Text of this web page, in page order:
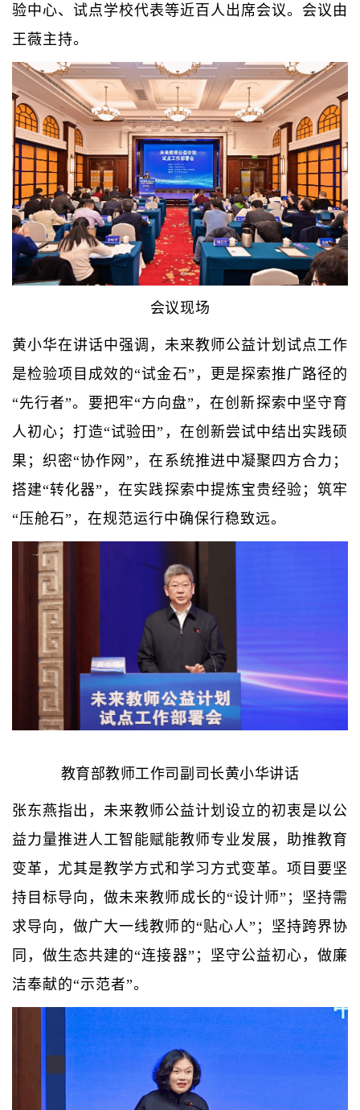
验中心、试点学校代表等近百人出席会议。会议由
王薇主持。
会议现场
黄小华在讲话中强调，未来教师公益计划试点工作
是检验项目成效的“试金石”，更是探索推广路径的
“先行者”。要把牢“方向盘”，在创新探索中坚守育
人初心；打造“试验田”，在创新尝试中结出实践硕
果；织密“协作网”，在系统推进中凝聚四方合力；
搭建“转化器”，在实践探索中提炼宝贵经验；筑牢
“压舱石”，在规范运行中确保行稳致远。
教育部教师工作司副司长黄小华讲话
张东燕指出，未来教师公益计划设立的初衷是以公
益力量推进人工智能赋能教师专业发展，助推教育
变革，尤其是教学方式和学习方式变革。项目要坚
持目标导向，做未来教师成长的“设计师”；坚持需
求导向，做广大一线教师的“贴心人”；坚持跨界协
同，做生态共建的“连接器”；坚守公益初心，做廉
洁奉献的“示范者”。